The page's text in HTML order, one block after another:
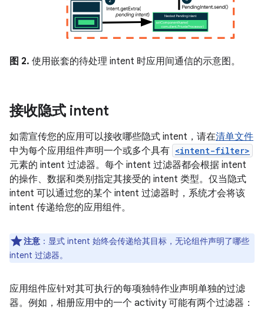
图 2. 使用嵌套的待处理 intent 时应用间通信的示意图。
接收隐式 intent
如需宣传您的应用可以接收哪些隐式 intent，请在清单文件
中为每个应用组件声明一个或多个具有 <intent-filter>
元素的 intent 过滤器。每个 intent 过滤器都会根据 intent
的操作、数据和类别指定其接受的 intent 类型。仅当隐式
intent 可以通过您的某个 intent 过滤器时，系统才会将该
intent 传递给您的应用组件。
注意 ：显式 intent 始终会传递给其目标，无论组件声明了哪些
intent 过滤器。
应用组件应针对其可执行的每项独特作业声明单独的过滤
器。例如，相册应用中的一个 activity 可能有两个过滤器：